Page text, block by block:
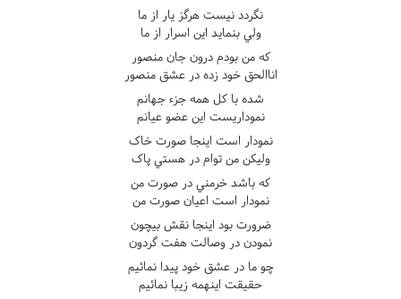
نگردد نيست هرگز يار از ما
ولي بنمايد اين اسرار از ما
که من بودم درون جان منصور
اناالحق خود زده در عشق منصور
شده با کل همه جزء جهانم
نموداريست اين عضو عيانم
نمودار است اينجا صورت خاک
وليکن من توام در هستي پاک
که باشد خرمني در صورت من
نمودار است اعيان صورت من
ضرورت بود اينجا نقش بيچون
نمودن در وصالت هفت گردون
چو ما در عشق خود پيدا نمائيم
حقيقت اينهمه زيبا نمائيم